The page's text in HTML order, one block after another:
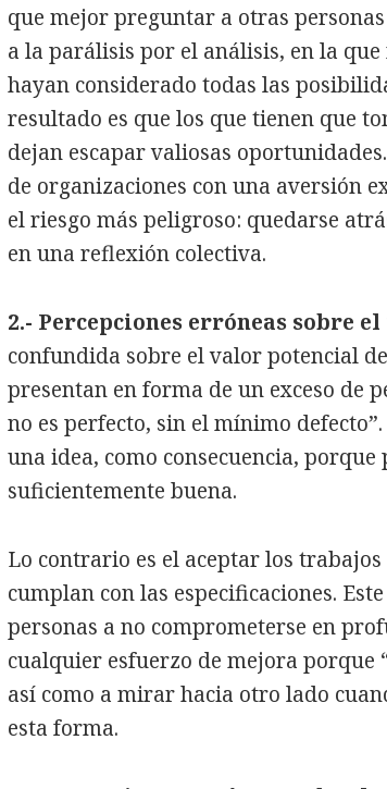
que mejor preguntar a otras
a la parálisis por el análisis, en la que
hayan considerado todas las
resultado es que los que tienen que
dejan escapar valiosas
de organizaciones con una aversión
el riesgo más peligroso: quedarse
en una reflexión colectiva.
2.- Percepciones erróneas sobre
confundida sobre el valor potencial
presentan en forma de un exceso de
no es perfecto, sin el mínimo
una idea, como consecuencia, porque
suficientemente buena.
Lo contrario es el aceptar los
cumplan con las especificaciones.
personas a no comprometerse en
cualquier esfuerzo de mejora porque
así como a mirar hacia otro lado
esta forma.